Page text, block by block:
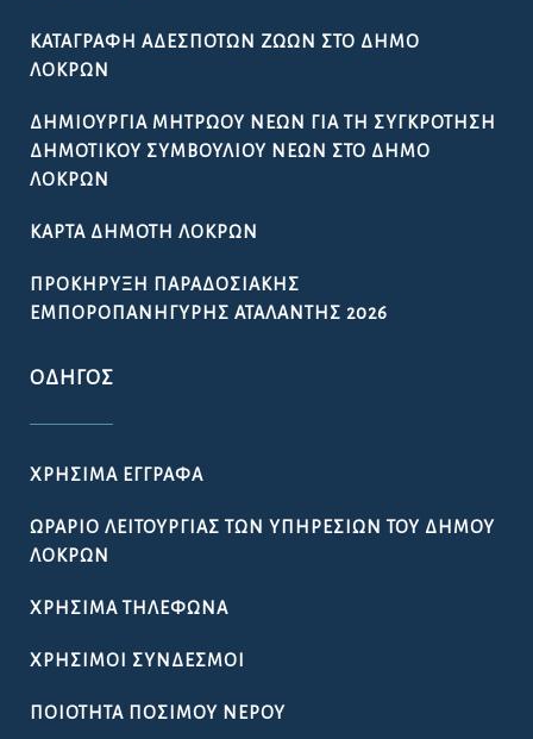
ΚΑΤΑΓΡΑΦΉ ΑΔΈΣΠΟΤΩΝ ΖΏΩΝ ΣΤΟ ΔΉΜΟ
ΛΟΚΡΏΝ
ΔΗΜΙΟΥΡΓΊΑ ΜΗΤΡΏΟΥ ΝΈΩΝ ΓΙΑ ΤΗ ΣΥΓΚΡΌΤΗΣΗ
ΔΗΜΟΤΙΚΟΎ ΣΥΜΒΟΥΛΊΟΥ ΝΈΩΝ ΣΤΟ ΔΉΜΟ
ΛΟΚΡΏΝ
ΚΆΡΤΑ ΔΗΜΌΤΗ ΛΟΚΡΏΝ
ΠΡΟΚΉΡΥΞΗ ΠΑΡΑΔΟΣΙΑΚΉΣ
ΕΜΠΟΡΟΠΑΝΉΓΥΡΗΣ ΑΤΑΛΆΝΤΗΣ 2026
ΟΔΗΓΌΣ
ΧΡΉΣΙΜΑ ΈΓΓΡΑΦΑ
ΩΡΆΡΙΟ ΛΕΙΤΟΥΡΓΊΑΣ ΤΩΝ ΥΠΗΡΕΣΙΏΝ ΤΟΥ ΔΉΜΟΥ
ΛΟΚΡΏΝ
ΧΡΉΣΙΜΑ ΤΗΛΈΦΩΝΑ
ΧΡΉΣΙΜΟΙ ΣΎΝΔΕΣΜΟΙ
ΠΟΙΌΤΗΤΑ ΠΌΣΙΜΟΥ ΝΕΡΟΎ